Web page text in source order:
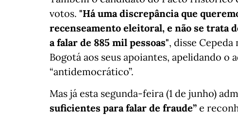
votos. "Há uma discrepância que
recenseamento eleitoral, e não se trata
a falar de 885 mil pessoas", disse
Bogotá aos seus apoiantes, apelidando o
“antidemocrático”.
Mas já esta segunda-feira (1 de junho)
suficientes para falar de fraude” e